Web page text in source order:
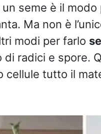
un seme è il
Ma non è
modi per farlo
di radici e spore.
cellule tutto il